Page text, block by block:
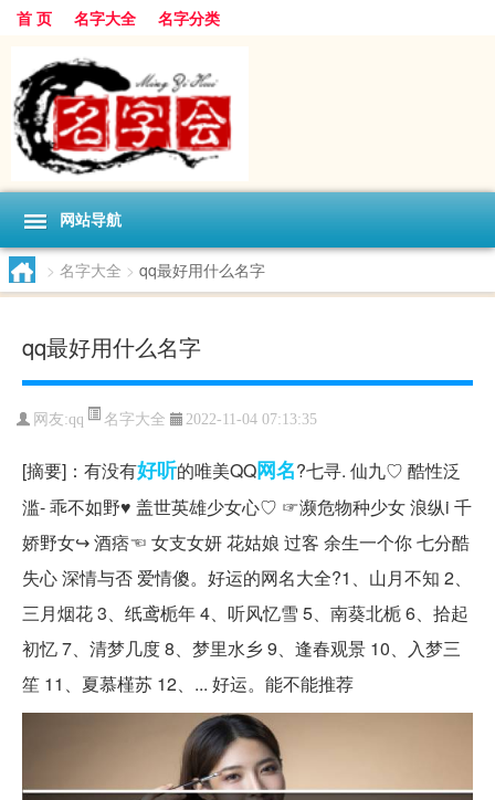
首 页 名字大全 名字分类
网站导航
> 名字大全 > qq最好用什么名字
qq最好用什么名字
网友:qq 名字大全 2022-11-04 07:13:35
[摘要]：有没有好听的唯美QQ网名?七寻. 仙九♡ 酷性泛
滥- 乖不如野♥ 盖世英雄少女心♡ ☞濒危物种少女 浪纵i 千
娇野女↪ 酒痞☜ 女支女妍 花姑娘 过客 余生一个你 七分酷
失心 深情与否 爱情傻。好运的网名大全?1、山月不知 2、
三月烟花 3、纸鸢栀年 4、听风忆雪 5、南葵北栀 6、拾起
初忆 7、清梦几度 8、梦里水乡 9、逢春观景 10、入梦三
笙 11、夏慕槿苏 12、... 好运。能不能推荐